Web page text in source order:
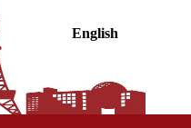
English